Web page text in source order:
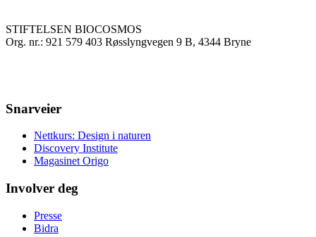
STIFTELSEN BIOCOSMOS
Org. nr.: 921 579 403 Røsslyngvegen 9 B, 4344 Bryne
Snarveier
Nettkurs: Design i naturen
Discovery Institute
Magasinet Origo
Involver deg
Presse
Bidra